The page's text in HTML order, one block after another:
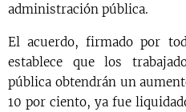
administración pública.
El acuerdo, firmado por
establece que los
pública obtendrán un
10 por ciento, ya fue